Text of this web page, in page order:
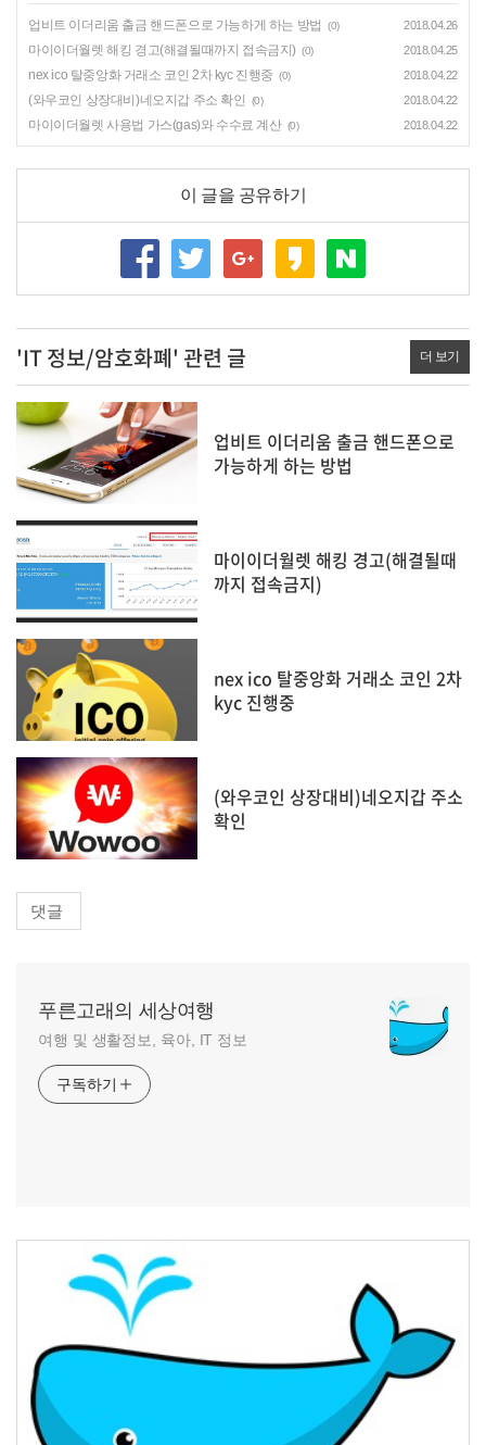
업비트 이더리움 출금 핸드폰으로 가능하게 하는 방법 (0) 2018.04.26
마이이더월렛 해킹 경고(해결될때까지 접속금지) (0) 2018.04.25
nex ico 탈중앙화 거래소 코인 2차 kyc 진행중 (0) 2018.04.22
(와우코인 상장대비)네오지갑 주소 확인 (0) 2018.04.22
마이이더월렛 사용법 가스(gas)와 수수료 계산 (0) 2018.04.22
이 글을 공유하기
'IT 정보/암호화폐' 관련 글 더 보기
업비트 이더리움 출금 핸드폰으로
가능하게 하는 방법
마이이더월렛 해킹 경고(해결될때
까지 접속금지)
nex ico 탈중앙화 거래소 코인 2차
kyc 진행중
(와우코인 상장대비)네오지갑 주소
확인
댓글
푸른고래의 세상여행
여행 및 생활정보, 육아, IT 정보
구독하기